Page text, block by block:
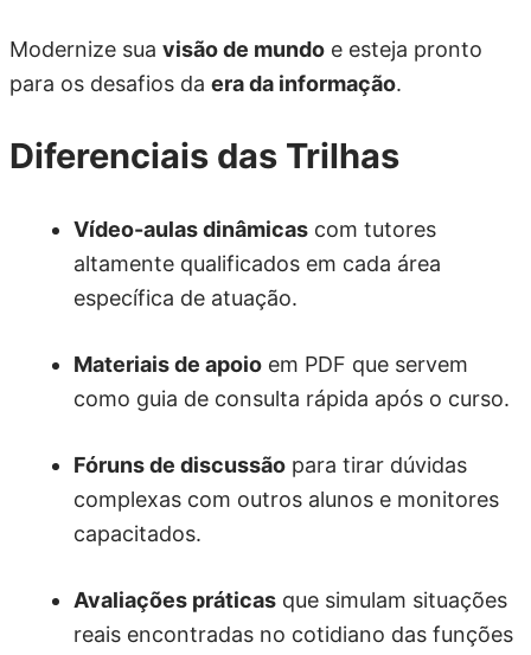
Modernize sua visão de mundo e esteja pronto
para os desafios da era da informação.
Diferenciais das Trilhas
Vídeo-aulas dinâmicas com tutores
altamente qualificados em cada área
específica de atuação.
Materiais de apoio em PDF que servem
como guia de consulta rápida após o curso.
Fóruns de discussão para tirar dúvidas
complexas com outros alunos e monitores
capacitados.
Avaliações práticas que simulam situações
reais encontradas no cotidiano das funções